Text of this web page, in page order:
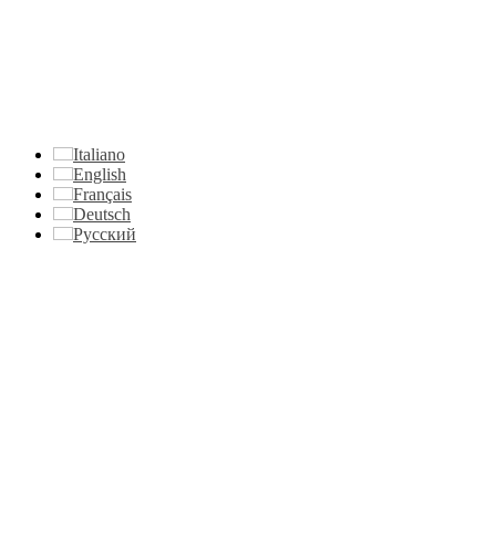
Italiano
English
Français
Deutsch
Русский